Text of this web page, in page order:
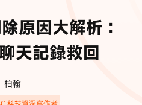
原因大解析：
天記錄救回
柏翰